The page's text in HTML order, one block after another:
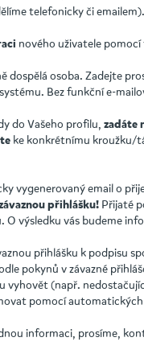
telefonicky či emailem).
nového uživatele
dospělá osoba. Zadejte
Bez funkční e-
do Vašeho profilu, zadáte
ke konkrétnímu kroužku/
vygenerovaný email o
přihlášku! Přijaté
O výsledku vás budeme
přihlášku k podpisu
pokynů v závazné
vyhovět (např.
pomocí
informaci, prosíme,